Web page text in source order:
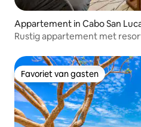
Appartement in Cabo San
Rustig appartement met
Favoriet van gasten
Favoriet van gasten